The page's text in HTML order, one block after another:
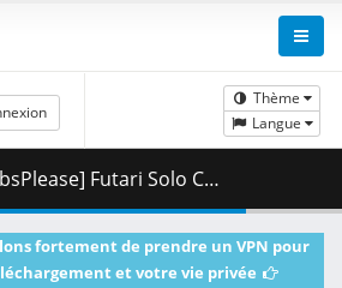
Thème
Langue
- 04 (720p) [37B9F4F5].mkv.001 ( 351.32 MB )
fortement de prendre un VPN pour
et votre vie privée